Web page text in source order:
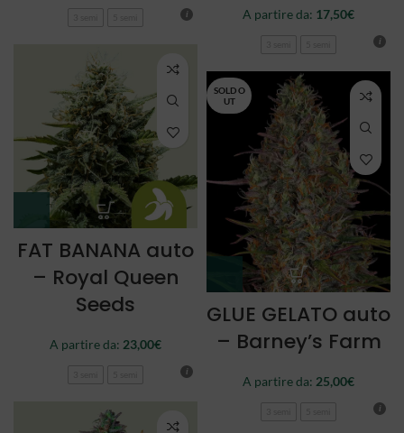
A partire da: 17,50€
FAT BANANA auto
– Royal Queen
Seeds
A partire da: 23,00€
SOLD O
UT
GLUE GELATO auto
– Barney’s Farm
A partire da: 25,00€